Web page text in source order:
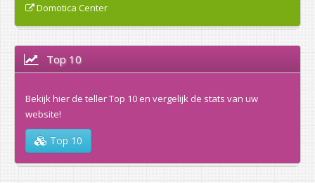
Domotica Center
Top 10
Bekijk hier de teller Top 10 en vergelijk de stats van uw
website!
Top 10